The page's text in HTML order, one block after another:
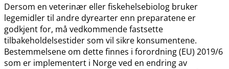
Dersom en veterinær eller fiskehelsebiolog bruker
legemidler til andre dyrearter enn preparatene er
godkjent for, må vedkommende fastsette
tilbakeholdelsestider som vil sikre konsumentene.
Bestemmelsene om dette finnes i forordning (EU) 2019/6
som er implementert i Norge ved en endring av